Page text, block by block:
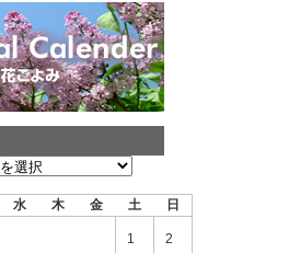
水 木 金 土 日
1 2